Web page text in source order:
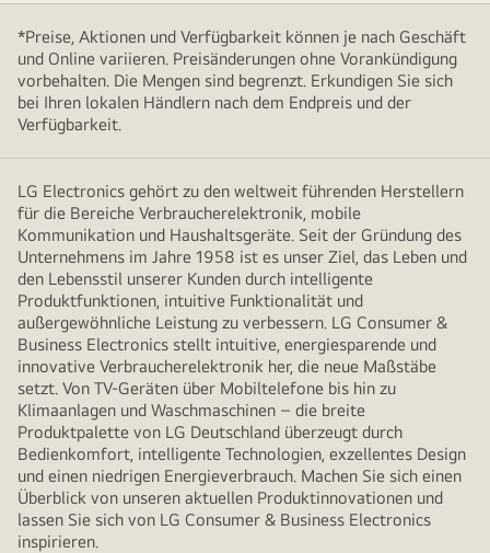
*Preise, Aktionen und Verfügbarkeit können je nach Geschäft
und Online variieren. Preisänderungen ohne Vorankündigung
vorbehalten. Die Mengen sind begrenzt. Erkundigen Sie sich
bei Ihren lokalen Händlern nach dem Endpreis und der
Verfügbarkeit.
LG Electronics gehört zu den weltweit führenden Herstellern
für die Bereiche Verbraucherelektronik, mobile
Kommunikation und Haushaltsgeräte. Seit der Gründung des
Unternehmens im Jahre 1958 ist es unser Ziel, das Leben und
den Lebensstil unserer Kunden durch intelligente
Produktfunktionen, intuitive Funktionalität und
außergewöhnliche Leistung zu verbessern. LG Consumer &
Business Electronics stellt intuitive, energiesparende und
innovative Verbraucherelektronik her, die neue Maßstäbe
setzt. Von TV-Geräten über Mobiltelefone bis hin zu
Klimaanlagen und Waschmaschinen – die breite
Produktpalette von LG Deutschland überzeugt durch
Bedienkomfort, intelligente Technologien, exzellentes Design
und einen niedrigen Energieverbrauch. Machen Sie sich einen
Überblick von unseren aktuellen Produktinnovationen und
lassen Sie sich von LG Consumer & Business Electronics
inspirieren.